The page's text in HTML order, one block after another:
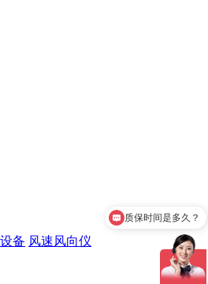
备 风速风向仪
产品有检测证书吗？